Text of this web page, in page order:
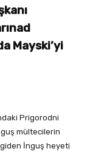
Mayski’yi
Prigorodni
mültecilerin
İnguş heyeti